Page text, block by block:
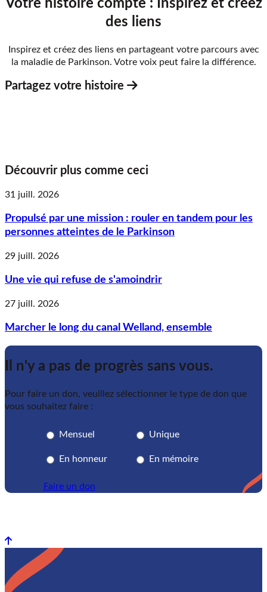
Votre histoire compte : Inspirez et créez
des liens
Inspirez et créez des liens en partageant votre parcours avec
la maladie de Parkinson. Votre voix peut faire la différence.
Partagez votre histoire
Découvrir plus comme ceci
31 juill. 2026
Propulsé par une mission : rouler en tandem pour les
personnes atteintes de le Parkinson
29 juill. 2026
Une vie qui refuse de s'amoindrir
27 juill. 2026
Marcher le long du canal Welland, ensemble
Il n'y a pas de progrès sans vous.
Pour faire un don, veuillez sélectionner le type de don que
vous souhaitez faire :
Mensuel Unique
En honneur En mémoire
Faire un don
Back to top